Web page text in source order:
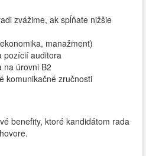
zvážime, ak spĺňate nižšie
manažment)
pozícií auditora
na úrovni B2
komunikačné zručnosti
benefity, ktoré kandidátom rada